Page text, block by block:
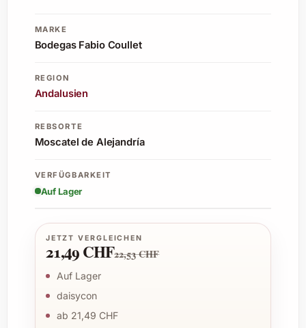
MARKE
Bodegas Fabio Coullet
REGION
Andalusien
REBSORTE
Moscatel de Alejandría
VERFÜGBARKEIT
Auf Lager
JETZT VERGLEICHEN
21,49 CHF22,53 CHF
Auf Lager
daisycon
ab 21,49 CHF